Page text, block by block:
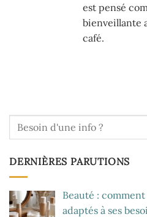
est pensé
bienveillante
café.
DERNIÈRES PARUTIONS
Beauté :
adaptés à ses